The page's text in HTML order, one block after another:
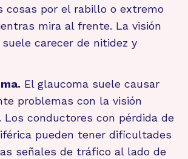
cosas por el rabillo o extremo
mira al frente. La visión
carecer de nitidez y
El glaucoma suele causar
problemas con la visión
Los conductores con pérdida de
pueden tener dificultades
señales de tráfico al lado de